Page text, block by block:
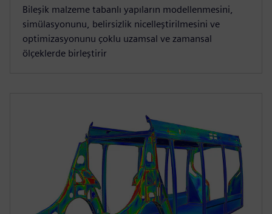
Bileşik malzeme tabanlı yapıların modellenmesini,
simülasyonunu, belirsizlik nicelleştirilmesini ve
optimizasyonunu çoklu uzamsal ve zamansal
ölçeklerde birleştirir